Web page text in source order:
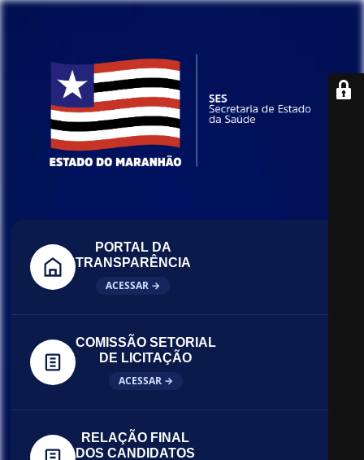
PORTAL DA
TRANSPARÊNCIA
ACESSAR →
COMISSÃO SETORIAL
DE LICITAÇÃO
ACESSAR →
RELAÇÃO FINAL
DOS CANDIDATOS